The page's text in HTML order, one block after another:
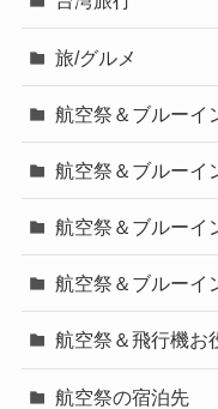
旅/グルメ
航空祭＆ブルーイ
航空祭＆ブルー
航空祭＆ブルーイ
航空祭＆ブルーイ
航空祭＆飛行機お
航空祭の宿泊先